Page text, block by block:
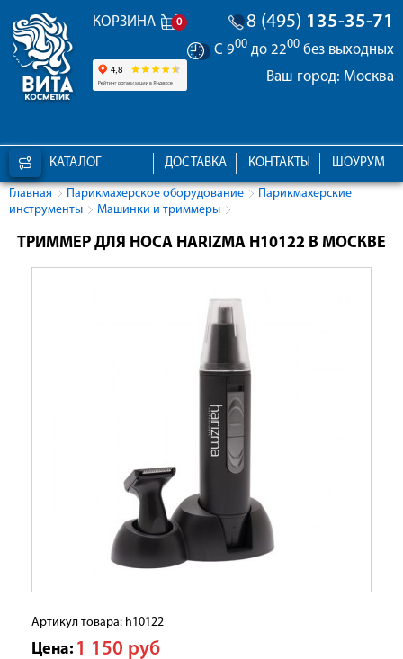
КОРЗИНА 0 8 (495) 135-35-71
С 900 до 2200 без выходных
Ваш город: Москва
КАТАЛОГ ШОУРУМ
КОНТАКТЫ
ДОСТАВКА
Главная Парикмахерское оборудование
Парикмахерские
инструменты
Машинки и триммеры
ТРИММЕР ДЛЯ НОСА HARIZMA H10122 В МОСКВЕ
Артикул товара: h10122
Цена: 1 150 руб